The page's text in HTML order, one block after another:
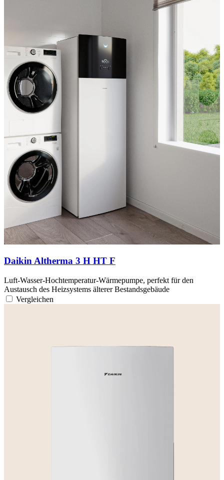
Daikin Altherma 3 H HT F
Luft-Wasser-Hochtemperatur-Wärmepumpe, perfekt für den
Austausch des Heizsystems älterer Bestandsgebäude
Vergleichen